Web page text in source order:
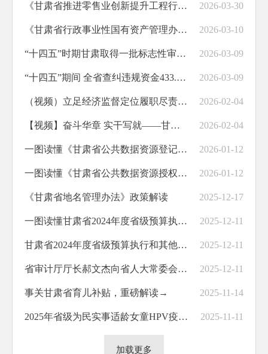
《甘肃省推进零售业创新提升工程行动方案》解读 2026-03-30
《甘肃省行政事业性国有资产管理办法》政策解读 2026-03-10
“十四五”时期甘肃取得一批标志性审计成果 2026-03-09
“十四五”期间 全省查纠违规资金433.7亿元 2026-03-09
（视频）立足经济监督定位履职尽责 以高质量审计监督护航高质量发展 2026-02-04
【视频】奋斗华章 实干写就——甘肃审计“十四五”答卷 2026-02-04
一图读懂《甘肃省公共数据资源登记管理实施细则》 2026-01-12
一图读懂《甘肃省公共数据资源授权运营管理办法》 2026-01-12
《甘肃省地名管理办法》政策解读 2025-12-17
一图读懂甘肃省2024年度省级预算执行和其他财政收支审计查出问题整改情况公告 2025-12-11
甘肃省2024年度省级预算执行和其他财政收支审计查出问题整改情况公告 2025-12-11
省审计厅厅长郝文杰向省人大常委会报告2024年度省级预算执行和其他财政收支审计查出问题整改情况 2025-12-11
事关甘肃省育儿补贴，重磅解读→ 2025-11-14
2025年省级为民实事适龄女童HPV疫苗接种项目系列科普知识③ 2025-11-11
加载更多